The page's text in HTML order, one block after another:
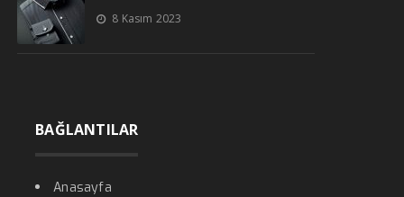
8 Kasım 2023
BAĞLANTILAR
Anasayfa